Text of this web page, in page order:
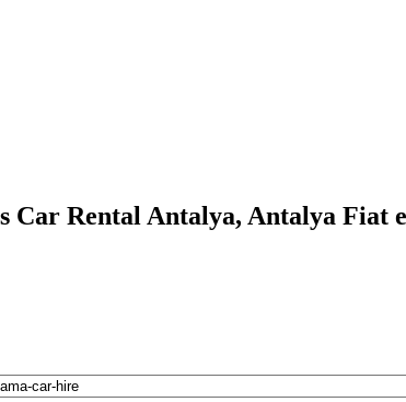
Car Rental Antalya, Antalya Fiat